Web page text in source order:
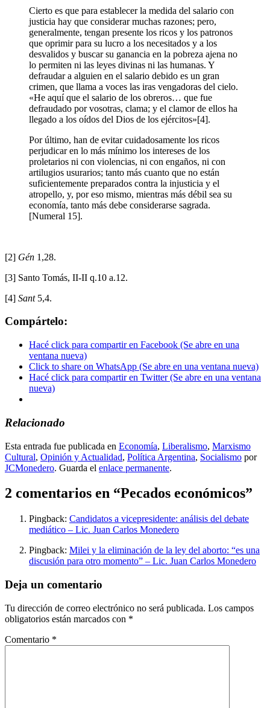
Cierto es que para establecer la medida del salario con
justicia hay que considerar muchas razones; pero,
generalmente, tengan presente los ricos y los patronos
que oprimir para su lucro a los necesitados y a los
desvalidos y buscar su ganancia en la pobreza ajena no
lo permiten ni las leyes divinas ni las humanas. Y
defraudar a alguien en el salario debido es un gran
crimen, que llama a voces las iras vengadoras del cielo.
«He aquí que el salario de los obreros… que fue
defraudado por vosotras, clama; y el clamor de ellos ha
llegado a los oídos del Dios de los ejércitos»[4].
Por último, han de evitar cuidadosamente los ricos
perjudicar en lo más mínimo los intereses de los
proletarios ni con violencias, ni con engaños, ni con
artilugios usurarios; tanto más cuanto que no están
suficientemente preparados contra la injusticia y el
atropello, y, por eso mismo, mientras más débil sea su
economía, tanto más debe considerarse sagrada.
[Numeral 15].
[2] Gén 1,28.
[3] Santo Tomás, II-II q.10 a.12.
[4] Sant5,4.
Compártelo:
Hacé click para compartir en Facebook (Se abre en una
ventana nueva)
Click to share on WhatsApp (Se abre en una ventana nueva)
Hacé click para compartir en Twitter (Se abre en una ventana
nueva)
Relacionado
Esta entrada fue publicada en Economía, Liberalismo, Marxismo
Cultural, Opinión y Actualidad, Política Argentina, Socialismo por
JCMonedero. Guarda el enlace permanente.
2 comentarios en “Pecados económicos”
Pingback: Candidatos a vicepresidente: análisis del debate
mediático – Lic. Juan Carlos Monedero
Pingback: Milei y la eliminación de la ley del aborto: “es una
discusión para otro momento” – Lic. Juan Carlos Monedero
Deja un comentario
Tu dirección de correo electrónico no será publicada. Los campos
obligatorios están marcados con *
Comentario *